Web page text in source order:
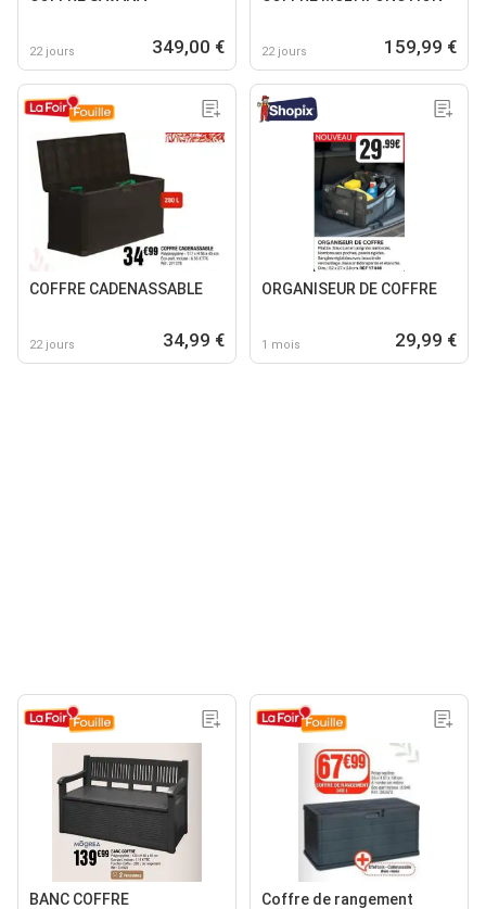
22 jours 349,00 € 22 jours 159,99 €
COFFRE CADENASSABLE
22 jours 34,99 €
ORGANISEUR DE COFFRE
1 mois 29,99 €
BANC COFFRE Coffre de rangement